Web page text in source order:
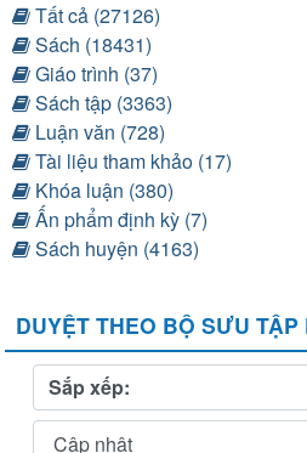
Tất cả (27126)
Sách (18431)
Giáo trình (37)
Sách tập (3363)
Luận văn (728)
Tài liệu tham khảo (17)
Khóa luận (380)
Ấn phẩm định kỳ (7)
Sách huyện (4163)
DUYỆT THEO BỘ SƯU
Sắp xếp: